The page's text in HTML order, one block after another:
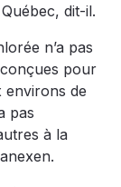
dit-il.
n’a pas
pour
environs de
pas
à la